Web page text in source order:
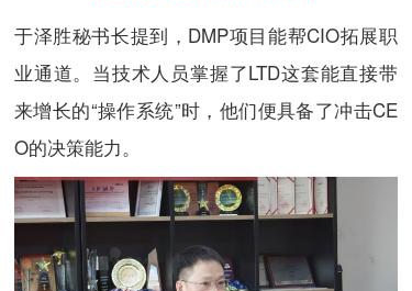
于泽胜秘书长提到，DMP项目能帮CIO拓展职
业通道。当技术人员掌握了LTD这套能直接带
来增长的“操作系统”时，他们便具备了冲击CE
O的决策能力。